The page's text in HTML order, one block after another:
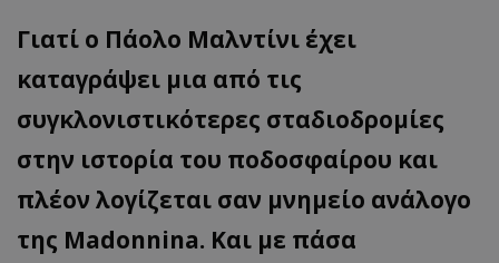
Γιατί ο Πάολο Μαλντίνι έχει
καταγράψει μια από τις
συγκλονιστικότερες σταδιοδρομίες
στην ιστορία του ποδοσφαίρου και
πλέον λογίζεται σαν μνημείο ανάλογο
της Madonnina. Και με πάσα